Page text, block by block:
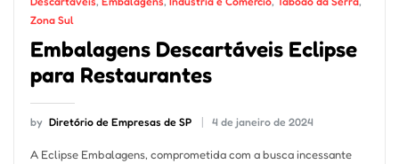
Zona Sul
Embalagens Descartáveis Eclipse
para Restaurantes
by Diretório de Empresas de SP 4 de janeiro de 2024
A Eclipse Embalagens, comprometida com a busca incessante